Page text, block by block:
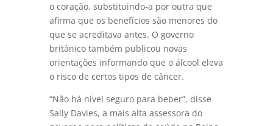
o coração, substituindo-a por outra que
afirma que os benefícios são menores do
que se acreditava antes. O governo
britânico também publicou novas
orientações informando que o álcool eleva
o risco de certos tipos de câncer.
“Não há nível seguro para beber”, disse
Sally Davies, a mais alta assessora do